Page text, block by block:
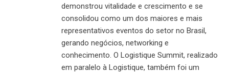
demonstrou vitalidade e crescimento e se
consolidou como um dos maiores e mais
representativos eventos do setor no Brasil,
gerando negócios, networking e
conhecimento. O Logistique Summit, realizado
em paralelo à Logistique, também foi um